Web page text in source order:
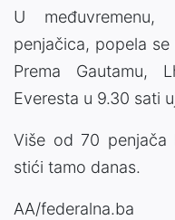
U međuvremenu,
penjačica, popela
Prema Gautamu,
Everesta u 9.30 sati
Više od 70 penjača
stići tamo danas.
AA/federalna.ba